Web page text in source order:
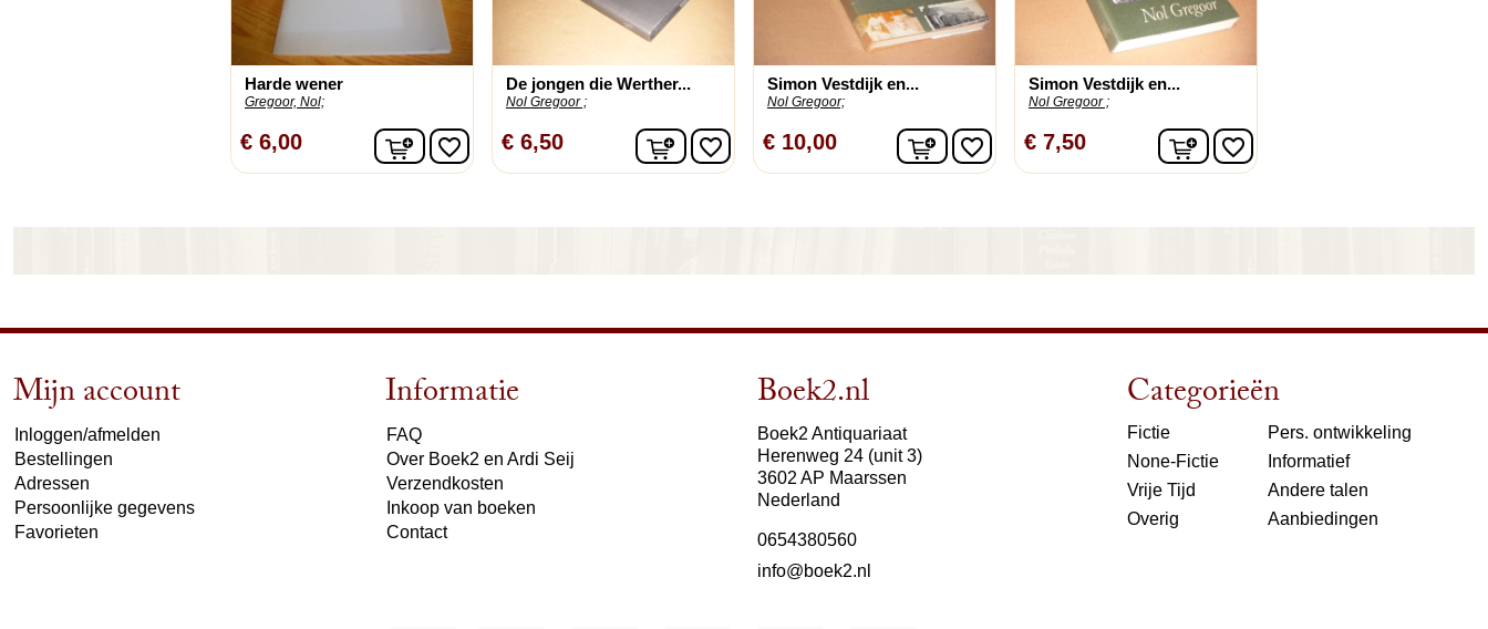
Harde wener
Gregoor, Nol;
€ 6,00 In winkelwagen
favorite_border
De jongen die Werther...
Nol Gregoor ;
€ 6,50 In winkelwagen
favorite_border
Simon Vestdijk en...
Nol Gregoor;
€ 10,00 In winkelwagen
favorite_border
Simon Vestdijk en...
Nol Gregoor ;
€ 7,50 In winkelwagen
favorite_border
Mijn account
Inloggen/afmelden
Bestellingen
Adressen
Persoonlijke gegevens
Favorieten
Informatie
FAQ
Over Boek2 en Ardi Seij
Verzendkosten
Inkoop van boeken
Contact
Boek2.nl
Boek2 Antiquariaat
Herenweg 24 (unit 3)
3602 AP Maarssen
Nederland
0654380560
info@boek2.nl
Categorieën
Fictie
None-Fictie
Vrije Tijd
Overig
Pers. ontwikkeling
Informatief
Andere talen
Aanbiedingen